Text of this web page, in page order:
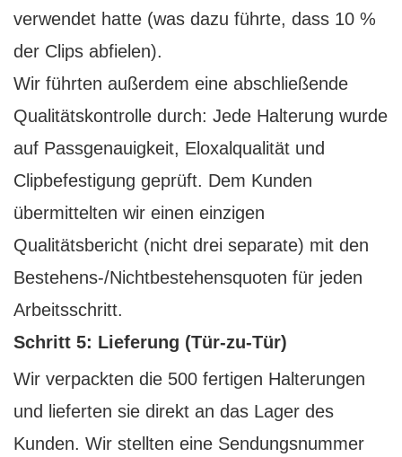
verwendet hatte (was dazu führte, dass 10 %
der Clips abfielen).
Wir führten außerdem eine abschließende
Qualitätskontrolle durch: Jede Halterung wurde
auf Passgenauigkeit, Eloxalqualität und
Clipbefestigung geprüft. Dem Kunden
übermittelten wir einen einzigen
Qualitätsbericht (nicht drei separate) mit den
Bestehens-/Nichtbestehensquoten für jeden
Arbeitsschritt.
Schritt 5: Lieferung (Tür-zu-Tür)
Wir verpackten die 500 fertigen Halterungen
und lieferten sie direkt an das Lager des
Kunden. Wir stellten eine Sendungsnummer